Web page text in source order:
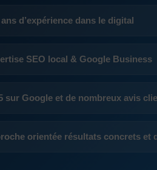
ans d’expérience dans le digital
SEO local & Google Business
sur Google et de nombreux avis
orientée résultats concrets et